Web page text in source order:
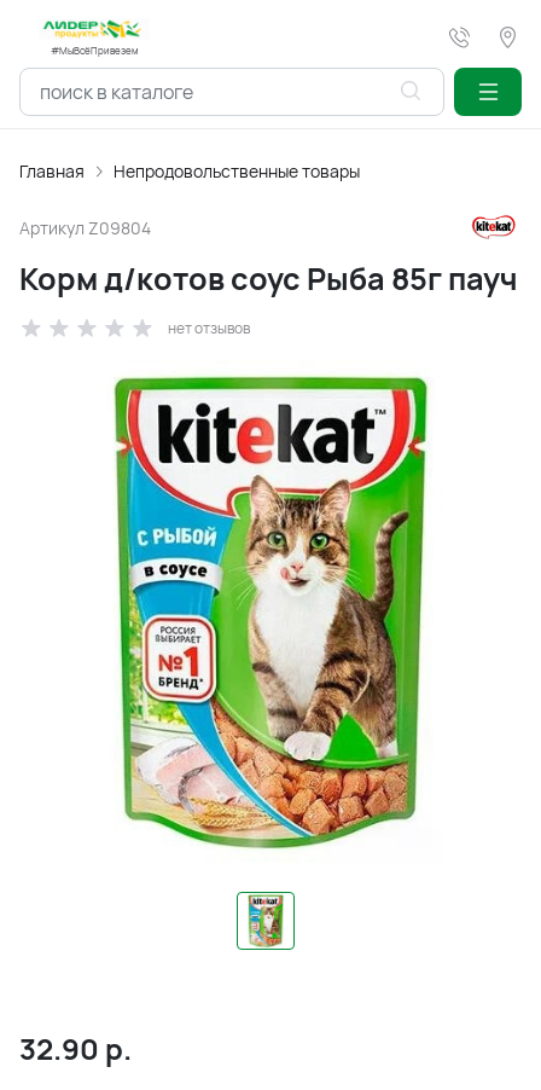
#МыВсёПривезем
Главная Непродовольственные товары
Артикул Z09804
Корм д/котов соус Рыба 85г пауч
нет отзывов
32.90 р.